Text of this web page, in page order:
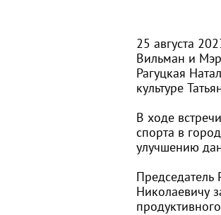
25 августа
Вильман и
Рагуцкая
культуре
В ходе
спорта в
улучшению
Председатель
Николаевичу